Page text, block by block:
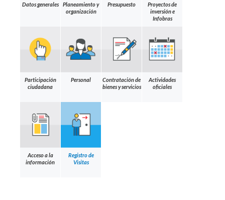
Datos generales
Planeamiento y
organización
Presupuesto
Proyectos de
inversión e
Infobras
Participación
ciudadana
Personal
Contratación de
bienes y servicios
Actividades
oficiales
Acceso a la
información
Registro de
Visitas